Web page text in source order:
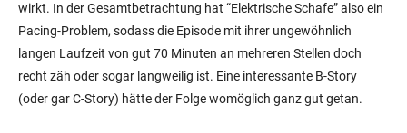
wirkt. In der Gesamtbetrachtung hat “Elektrische Schafe” also ein
Pacing-Problem, sodass die Episode mit ihrer ungewöhnlich
langen Laufzeit von gut 70 Minuten an mehreren Stellen doch
recht zäh oder sogar langweilig ist. Eine interessante B-Story
(oder gar C-Story) hätte der Folge womöglich ganz gut getan.